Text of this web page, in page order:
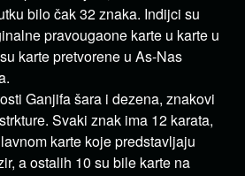
bilo čak 32 znaka. Indijci su
pravougaone karte u karte u
karte pretvorene u As-Nas
Ganjifa šara i dezena, znakovi
Svaki znak ima 12 karata,
karte koje predstavljaju
a ostalih 10 su bile karte na